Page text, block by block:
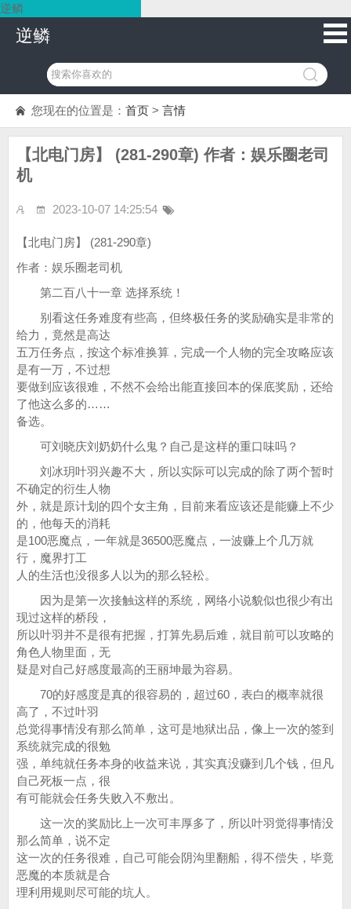
逆鳞
逆鳞
您现在的位置是： 首页 > 言情
【北电门房】 (281-290章) 作者：娱乐圈老司
机
2023-10-07 14:25:54
【北电门房】 (281-290章)
作者：娱乐圈老司机
第二百八十一章 选择系统！
别看这任务难度有些高，但终极任务的奖励确实是非常的
给力，竟然是高达
五万任务点，按这个标准换算，完成一个人物的完全攻略应该
是有一万，不过想
要做到应该很难，不然不会给出能直接回本的保底奖励，还给
了他这么多的……
备选。
可刘晓庆刘奶奶什么鬼？自己是这样的重口味吗？
刘冰玥叶羽兴趣不大，所以实际可以完成的除了两个暂时
不确定的衍生人物
外，就是原计划的四个女主角，目前来看应该还是能赚上不少
的，他每天的消耗
是100恶魔点，一年就是36500恶魔点，一波赚上个几万就
行，魔界打工
人的生活也没很多人以为的那么轻松。
因为是第一次接触这样的系统，网络小说貌似也很少有出
现过这样的桥段，
所以叶羽并不是很有把握，打算先易后难，就目前可以攻略的
角色人物里面，无
疑是对自己好感度最高的王丽坤最为容易。
70的好感度是真的很容易的，超过60，表白的概率就很
高了，不过叶羽
总觉得事情没有那么简单，这可是地狱出品，像上一次的签到
系统就完成的很勉
强，单纯就任务本身的收益来说，其实真没赚到几个钱，但凡
自己死板一点，很
有可能就会任务失败入不敷出。
这一次的奖励比上一次可丰厚多了，所以叶羽觉得事情没
那么简单，说不定
这一次的任务很难，自己可能会阴沟里翻船，得不偿失，毕竟
恶魔的本质就是合
理利用规则尽可能的坑人。